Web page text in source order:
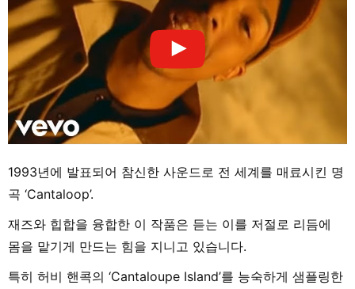
1993년에 발표되어 참신한 사운드로 전 세계를 매료시킨 명
곡 ‘Cantaloop’.
재즈와 힙합을 융합한 이 작품은 듣는 이를 저절로 리듬에
몸을 맡기게 만드는 힘을 지니고 있습니다.
특히 허비 핸콕의 ‘Cantaloupe Island’를 능숙하게 샘플링한